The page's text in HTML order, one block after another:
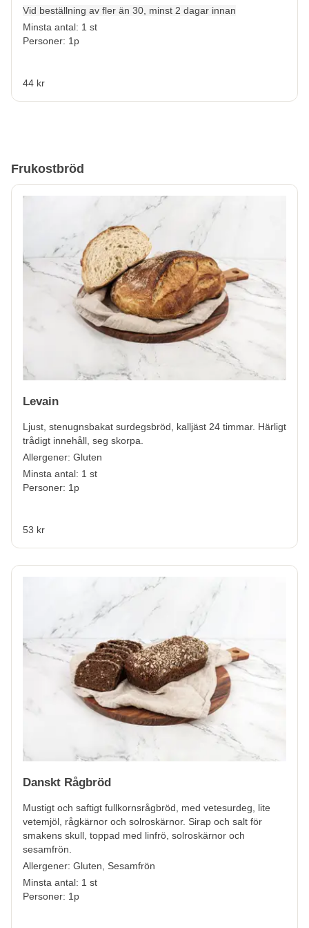
Vid beställning av fler än 30, minst 2 dagar innan
Minsta antal: 1 st
Personer: 1p
44 kr
Frukostbröd
Levain
Ljust, stenugnsbakat surdegsbröd, kalljäst 24 timmar. Härligt
trådigt innehåll, seg skorpa.
Allergener: Gluten
Minsta antal: 1 st
Personer: 1p
53 kr
Danskt Rågbröd
Mustigt och saftigt fullkornsrågbröd, med vetesurdeg, lite
vetemjöl, rågkärnor och solroskärnor. Sirap och salt för
smakens skull, toppad med linfrö, solroskärnor och
sesamfrön.
Allergener: Gluten, Sesamfrön
Minsta antal: 1 st
Personer: 1p